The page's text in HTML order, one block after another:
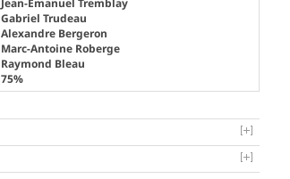
Jean-Emanuel Tremblay
Gabriel Trudeau
Alexandre Bergeron
Marc-Antoine Roberge
Raymond Bleau
75%